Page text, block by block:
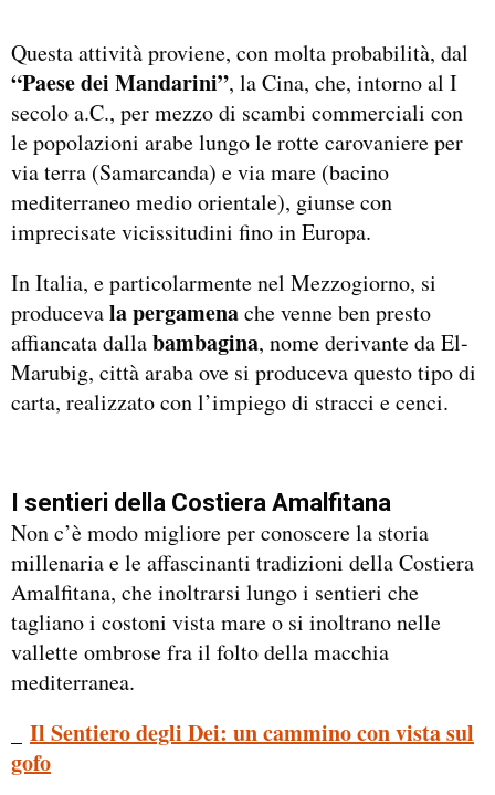
Questa attività proviene, con molta probabilità, dal
“Paese dei Mandarini”, la Cina, che, intorno al I
secolo a.C., per mezzo di scambi commerciali con
le popolazioni arabe lungo le rotte carovaniere per
via terra (Samarcanda) e via mare (bacino
mediterraneo medio orientale), giunse con
imprecisate vicissitudini fino in Europa.
In Italia, e particolarmente nel Mezzogiorno, si
producevala pergamenache venne ben presto
affiancata dallabambagina, nome derivante da El-
Marubig, città araba ove si produceva questo tipo di
carta, realizzato con l’impiego di stracci e cenci.
I sentieri della Costiera Amalfitana
Non c’è modo migliore per conoscere la storia
millenaria e le affascinanti tradizioni della Costiera
Amalfitana, che inoltrarsi lungo i sentieri che
tagliano i costoni vista mare o si inoltrano nelle
vallette ombrose fra il folto della macchia
mediterranea.
Il Sentiero degli Dei: un cammino con vista sul
gofo